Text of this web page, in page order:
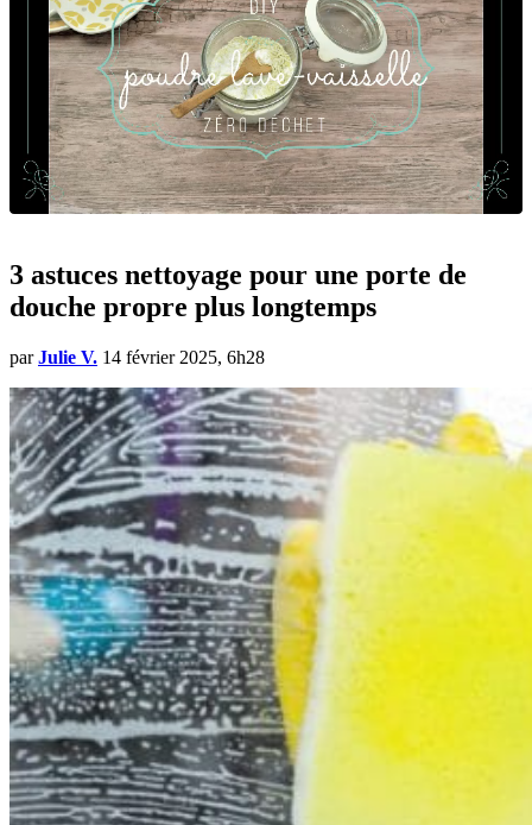
3 astuces nettoyage pour une porte de
douche propre plus longtemps
par Julie V. 14 février 2025, 6h28